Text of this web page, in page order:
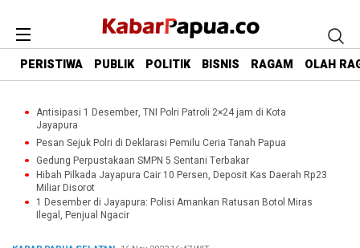
PERISTIWA PUBLIK POLITIK BISNIS RAGAM OLAH
Antisipasi 1 Desember, TNI Polri Patroli 2×24 jam di Kota
Jayapura
Pesan Sejuk Polri di Deklarasi Pemilu Ceria Tanah Papua
Gedung Perpustakaan SMPN 5 Sentani Terbakar
Hibah Pilkada Jayapura Cair 10 Persen, Deposit Kas Daerah Rp23
Miliar Disorot
1 Desember di Jayapura: Polisi Amankan Ratusan Botol Miras
Ilegal, Penjual Ngacir